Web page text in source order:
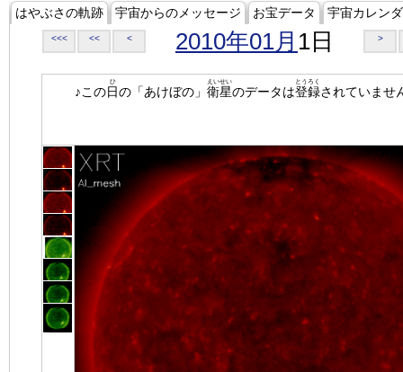
はやぶさの軌跡 宇宙からのメッセージ お宝データ 宇宙カレン
<<< << < 2010年01月 1日 >
♪この日
ひ
の「あけぼの」 衛星
えいせい
のデータは登録
とうろく
されていませ